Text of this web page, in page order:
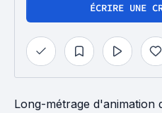
ÉCRIRE UNE
Long-métrage d'animation